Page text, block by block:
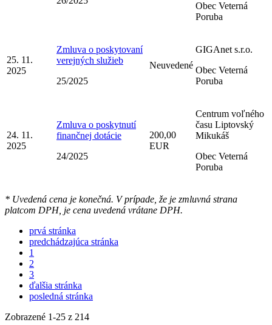
Obec Veterná
Poruba
25. 11.
2025
Zmluva o poskytovaní
verejných služieb
25/2025
Neuvedené
GIGAnet s.r.o.
Obec Veterná
Poruba
24. 11.
2025
Zmluva o poskytnutí
finančnej dotácie
24/2025
200,00
EUR
Centrum voľného
času Liptovský
Mikukáš
Obec Veterná
Poruba
* Uvedená cena je konečná. V prípade, že je zmluvná strana
platcom DPH, je cena uvedená vrátane DPH.
prvá stránka
predchádzajúca stránka
1
2
3
ďalšia stránka
posledná stránka
Zobrazené 1-25 z 214